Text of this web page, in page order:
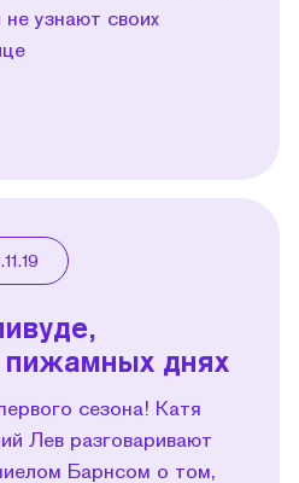
узнают своих
днях
сезона! Катя
Лев разговаривают
Барнсом о том,